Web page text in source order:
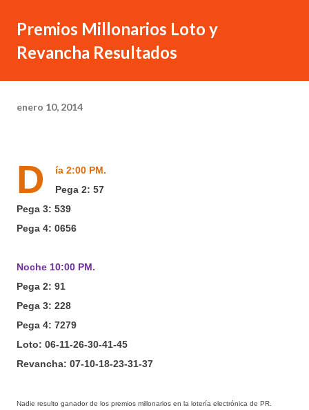
Premios Millonarios Loto y
Revancha Resultados
enero 10, 2014
D
ía 2:00 PM.
Pega 2: 57
Pega 3: 539
Pega 4: 0656
Noche 10:00 PM.
Pega 2: 91
Pega 3: 228
Pega 4: 7279
Loto: 06-11-26-30-41-45
Revancha: 07-10-18-23-31-37
Nadie resulto ganador de los premios millonarios en la lotería electrónica de PR.